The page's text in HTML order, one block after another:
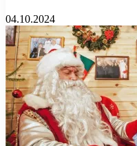
04.10.2024